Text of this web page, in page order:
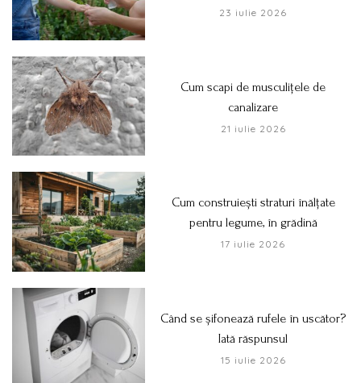
23 iulie 2026
Cum scapi de musculițele de
canalizare
21 iulie 2026
Cum construiești straturi înălțate
pentru legume, în grădină
17 iulie 2026
Când se șifonează rufele în uscător?
Iată răspunsul
15 iulie 2026